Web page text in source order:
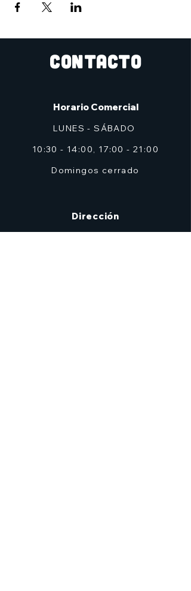
CONTACTO
Horario Comercial
LUNES - SÁBADO
10:30 - 14:00, 17:00 - 21:00
Domingos cerrado
Dirección